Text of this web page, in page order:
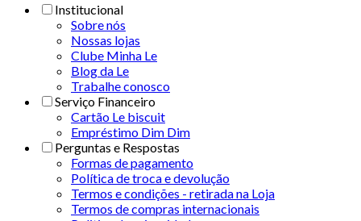
Institucional
Sobre nós
Nossas lojas
Clube Minha Le
Blog da Le
Trabalhe conosco
Serviço Financeiro
Cartão Le biscuit
Empréstimo Dim Dim
Perguntas e Respostas
Formas de pagamento
Política de troca e devolução
Termos e condições - retirada na Loja
Termos de compras internacionais